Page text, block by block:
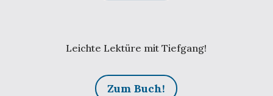
Leichte Lektüre mit Tiefgang!
Zum Buch!